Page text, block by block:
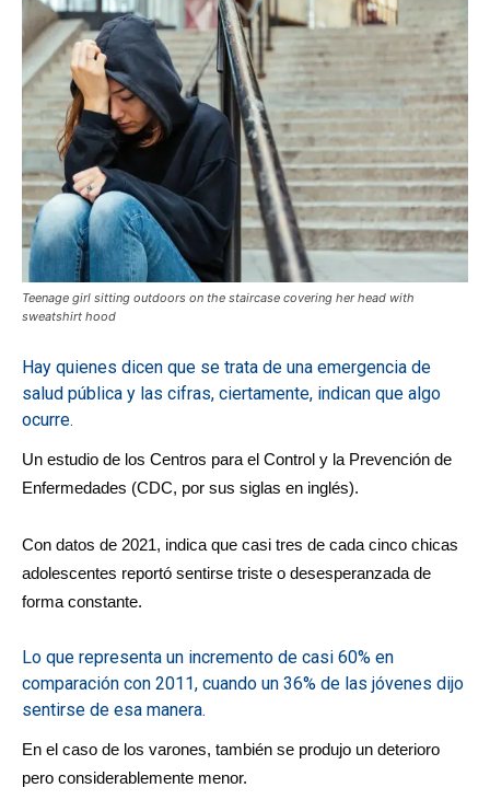
Teenage girl sitting outdoors on the staircase covering her head with
sweatshirt hood
Hay quienes dicen que se trata de una emergencia de
salud pública y las cifras, ciertamente, indican que algo
ocurre.
Un estudio de los Centros para el Control y la Prevención de
Enfermedades (CDC, por sus siglas en inglés).
Con datos de 2021, indica que casi tres de cada cinco chicas
adolescentes reportó sentirse triste o desesperanzada de
forma constante.
Lo que representa un incremento de casi 60% en
comparación con 2011, cuando un 36% de las jóvenes dijo
sentirse de esa manera.
En el caso de los varones, también se produjo un deterioro
pero considerablemente menor.